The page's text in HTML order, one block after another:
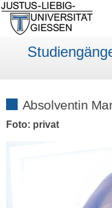
Absolventin
Foto: privat